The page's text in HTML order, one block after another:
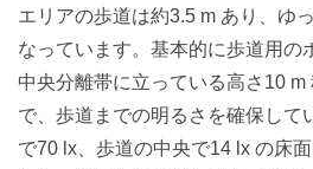
エリアの歩道は約3.5 m あり、ゆ
なっています。基本的に歩道用の
中央分離帯に立っている高さ10
で、歩道までの明るさを確保して
で70 lx、歩道の中央で14 lx の床